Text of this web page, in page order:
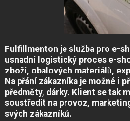
Fulfillmenton je služba pro e-
usnadní logistický proces e-
zboží, obalových materiálů,
Na přání zákazníka je možné i
předměty, dárky. Klient se tak
soustředit na provoz,
svých zákazníků.